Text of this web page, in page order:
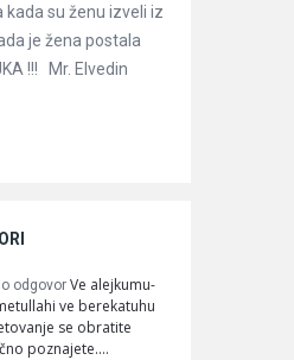
kada su ženu izveli iz
je žena postala
!!! Mr. Elvedin
odgovor Ve alejkumu-
ve berekatuhu
se obratite
poznajete.…